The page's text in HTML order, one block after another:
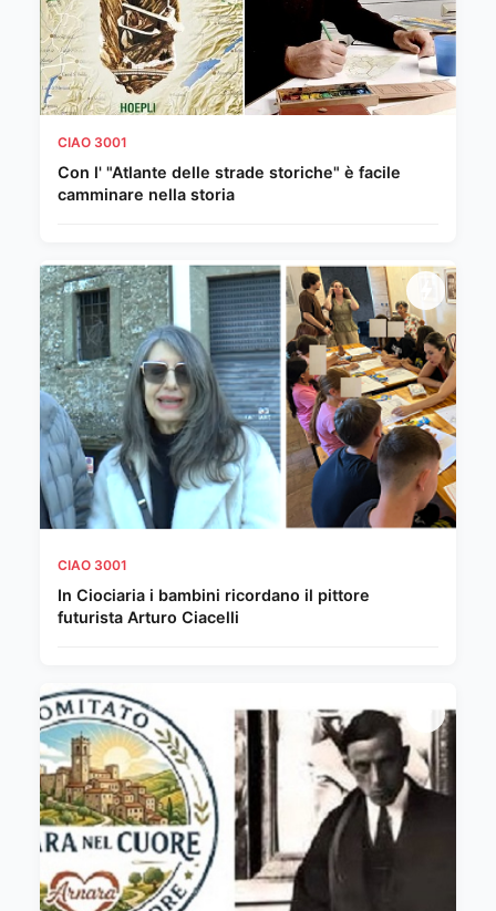
CIAO 3001
Con l' "Atlante delle strade storiche" è facile
camminare nella storia
CIAO 3001
In Ciociaria i bambini ricordano il pittore
futurista Arturo Ciacelli